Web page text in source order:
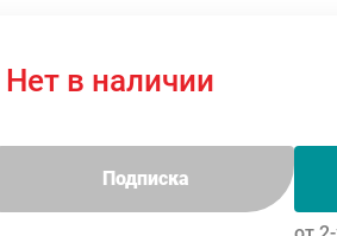
Нет в наличии
Подписка